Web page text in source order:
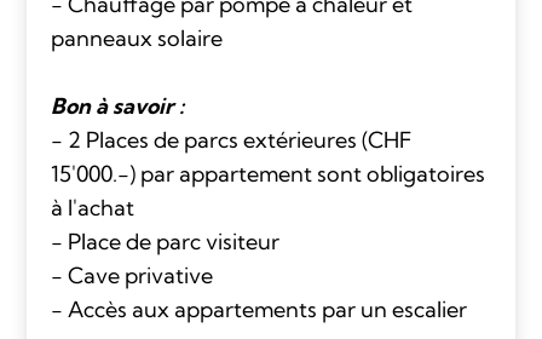
panneaux solaire
Bon à savoir :
- 2 Places de parcs extérieures (CHF
15'000.-) par appartement sont obligatoires
à l'achat
- Place de parc visiteur
- Cave privative
- Accès aux appartements par un escalier